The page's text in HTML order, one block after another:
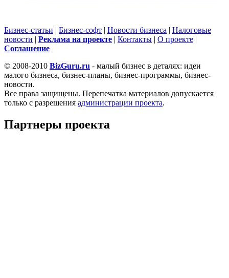
Бизнес-статьи | Бизнес-софт | Новости бизнеса | Налоговые
новости | Реклама на проекте | Контакты | О проекте |
Cоглашение
© 2008-2010 BizGuru.ru - малый бизнес в деталях: идеи
малого бизнеса, бизнес-планы, бизнес-программы, бизнес-
новости.
Все права защищены. Перепечатка материалов допускается
только с разрешения администрации проекта.
Партнеры проекта